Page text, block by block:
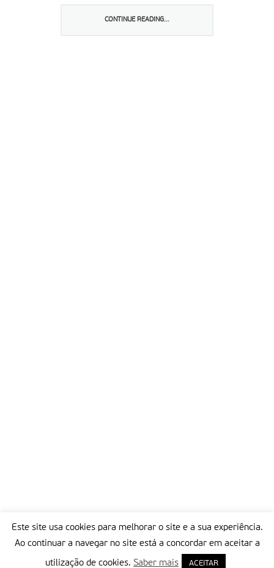
CONTINUE READING...
Este site usa cookies para melhorar o site e a sua experiência.
Ao continuar a navegar no site está a concordar em aceitar a
utilização de cookies. Saber mais ACEITAR